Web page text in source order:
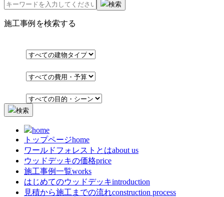
検索
施工事例を検索する
検索
home
トップページhome
ワールドフォレストとはabout us
ウッドデッキの価格price
施工事例一覧works
はじめてのウッドデッキintroduction
見積から施工までの流れconstruction process